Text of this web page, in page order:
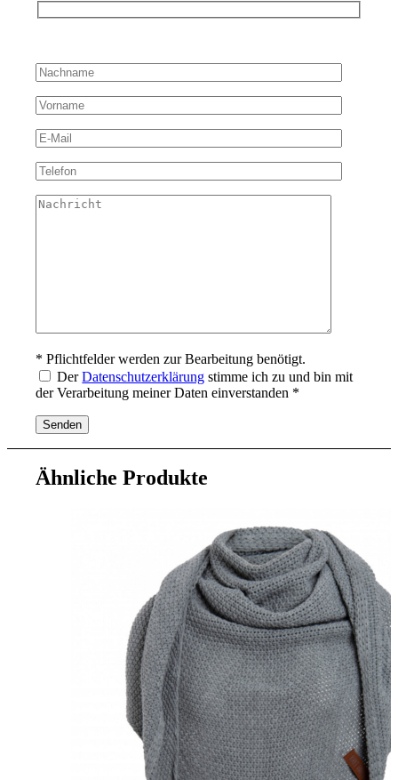
* Pflichtfelder werden zur Bearbeitung benötigt.
DerDatenschutzerklärung stimme ich zu und bin mit
der Verarbeitung meiner Daten einverstanden *
Ähnliche Produkte